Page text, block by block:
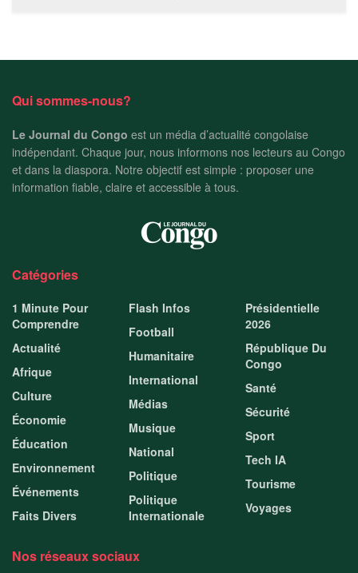
Qui sommes-nous?
Le Journal du Congo est un média d’actualité congolaise
indépendant. Chaque jour, nous informons nos lecteurs au Congo
et dans la diaspora. Notre objectif est simple : proposer une
information fiable, claire et accessible à tous.
Catégories
1 Minute Pour
Comprendre
Actualité
Afrique
Culture
Économie
Éducation
Environnement
Événements
Faits Divers
Flash Infos
Football
Humanitaire
International
Médias
Musique
National
Politique
Politique
Internationale
Présidentielle
2026
République Du
Congo
Santé
Sécurité
Sport
Tech IA
Tourisme
Voyages
Nos réseaux sociaux